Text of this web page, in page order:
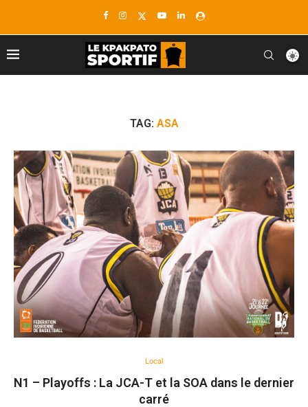
TAG: ASA
Local
N1 – Playoffs : La JCA-T et la SOA dans le dernier
carré